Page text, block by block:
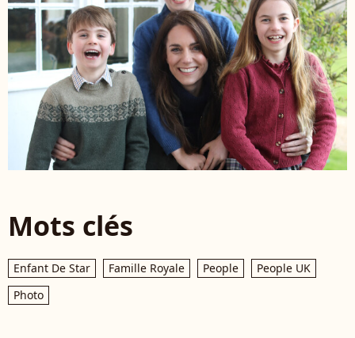
Mots clés
Enfant De Star Famille Royale People
People UK
Photo